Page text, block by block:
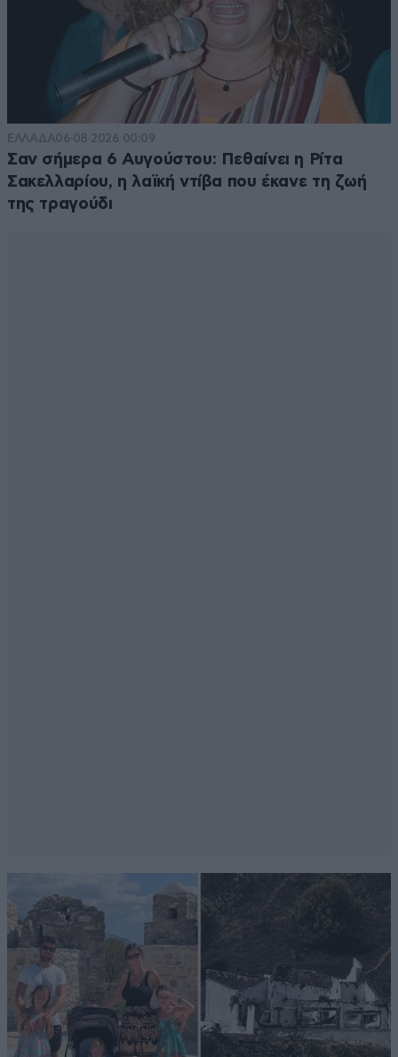
ΕΛΛΑΔΑ06·08·2026 00:09
Σαν σήμερα 6 Αυγούστου: Πεθαίνει η Ρίτα
Σακελλαρίου, η λαϊκή ντίβα που έκανε τη ζωή
της τραγούδι